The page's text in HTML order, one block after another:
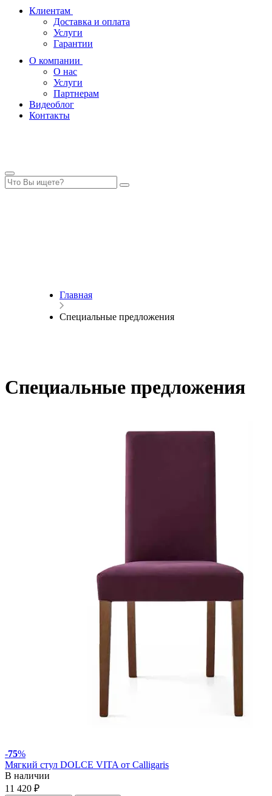
Клиентам
Доставка и оплата
Услуги
Гарантии
О компании
О нас
Услуги
Партнерам
Видеоблог
Контакты
Главная
Специальные предложения
Специальные предложения
-75%
Мягкий стул DOLCE VITA от Calligaris
В наличии
11 420 ₽